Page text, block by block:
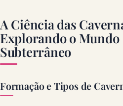
A Ciência das
Explorando o Mundo
Subterrâneo
Formação e Tipos de